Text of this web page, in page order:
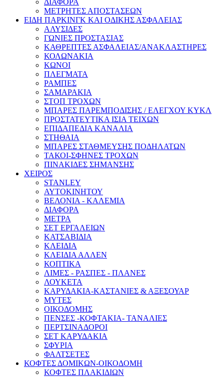
ΔΙΑΦΟΡΑ
ΜΕΤΡΗΤΕΣ ΑΠΟΣΤΑΣΕΩΝ
ΕΙΔΗ ΠΑΡΚΙΝΓΚ ΚΑΙ ΟΔΙΚΗΣ ΑΣΦΑΛΕΙΑΣ
ΑΛΥΣΙΔΕΣ
ΓΩΝΙΕΣ ΠΡΟΣΤΑΣΙΑΣ
ΚΑΘΡΕΠΤΕΣ ΑΣΦΑΛΕΙΑΣ/ΑΝΑΚΛΑΣΤΗΡΕΣ
ΚΟΛΩΝΑΚΙΑ
ΚΩΝΟΙ
ΠΛΕΓΜΑΤΑ
ΡΑΜΠΕΣ
ΣΑΜΑΡΑΚΙΑ
ΣΤΟΠ ΤΡΟΧΩΝ
ΜΠΑΡΕΣ ΠΑΡΕΜΠΟΔΙΣΗΣ / ΕΛΕΓΧΟΥ ΚΥΚΛ
ΠΡΟΣΤΑΤΕΥΤΙΚΑ ΙΣΙΑ ΤΕΙΧΩΝ
ΕΠΙΔΑΠΕΔΙΑ ΚΑΝΑΛΙΑ
ΣΤΗΘΑΙΑ
ΜΠΑΡΕΣ ΣΤΑΘΜΕΥΣΗΣ ΠΟΔΗΛΑΤΩΝ
ΤΑΚΟΙ-ΣΦΗΝΕΣ ΤΡΟΧΩΝ
ΠΙΝΑΚΙΔΕΣ ΣΗΜΑΝΣΗΣ
ΧΕΙΡΟΣ
STANLEY
ΑΥΤΟΚΙΝΗΤΟΥ
ΒΕΛΟΝΙΑ - ΚΑΛΕΜΙΑ
ΔΙΑΦΟΡΑ
ΜΕΤΡΑ
ΣΕΤ ΕΡΓΑΛΕΙΩΝ
ΚΑΤΣΑΒΙΔΙΑ
ΚΛΕΙΔΙΑ
ΚΛΕΙΔΙΑ ΑΛΛΕΝ
ΚΟΠΤΙΚΑ
ΛΙΜΕΣ - ΡΑΣΠΕΣ - ΠΛΑΝΕΣ
ΛΟΥΚΕΤΑ
ΚΑΡΥΔΑΚΙΑ-ΚΑΣΤΑΝΙΕΣ & ΑΞΕΣΟΥΑΡ
ΜΥΤΕΣ
ΟΙΚΟΔΟΜΗΣ
ΠΕΝΣΕΣ -ΚΟΦΤΑΚΙΑ- ΤΑΝΑΛΙΕΣ
ΠΕΡΤΣΙΝΑΔΟΡΟΙ
ΣΕΤ ΚΑΡΥΔΑΚΙΑ
ΣΦΥΡΙΑ
ΦΑΛΤΣΕΤΕΣ
ΚΟΦΤΕΣ ΔΟΜΙΚΩΝ-ΟΙΚΟΔΟΜΗ
ΚΟΦΤΕΣ ΠΛΑΚΙΔΙΩΝ